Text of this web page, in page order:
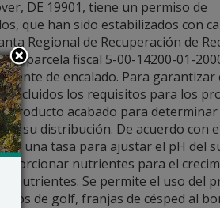
DE 19901, tiene un permiso de
que han sido estabilizados con
Regional de Recuperación de
parcela fiscal 5-00-14200-01-
de encalado. Para garantizar
incluidos los requisitos para los
producto acabado para
su distribución. De acuerdo con
a una tasa para ajustar el pH del
nutrientes para el
nutrientes. Se permite el uso del
de golf, franjas de césped al